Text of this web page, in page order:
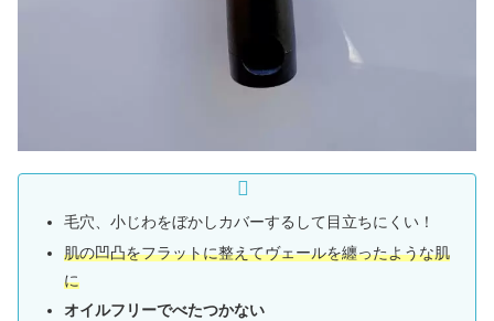
毛穴、小じわをぼかしカバーするして目立ちにくい！
肌の凹凸をフラットに整えてヴェールを纏ったような肌
に
オイルフリーでべたつかない